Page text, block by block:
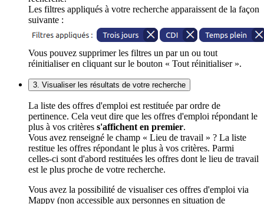
Les filtres appliqués à votre recherche apparaissent de la façon
suivante :
Vous pouvez supprimer les filtres un par un ou tout
réinitialiser en cliquant sur le bouton « Tout réinitialiser ».
3. Visualiser les résultats de votre recherche
La liste des offres d'emploi est restituée par ordre de
pertinence. Cela veut dire que les offres d'emploi répondant le
plus à vos critères s'affichent en premier.
Vous avez renseigné le champ « Lieu de travail » ? La liste
restitue les offres répondant le plus à vos critères. Parmi
celles-ci sont d'abord restituées les offres dont le lieu de travail
est le plus proche de votre recherche.
Vous avez la possibilité de visualiser ces offres d'emploi via
Mappy (non accessible aux personnes en situation de